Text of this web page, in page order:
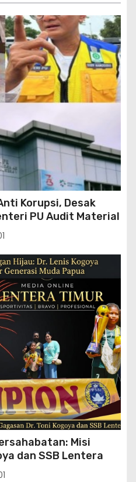
Korupsi, Desak
PU Audit Material
No :
31 Maret 2026
Kontrak : Rp
Ka.Balai BWSS V
Misi
dan SSB Lentera